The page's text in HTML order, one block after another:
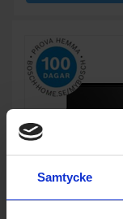
Samtycke